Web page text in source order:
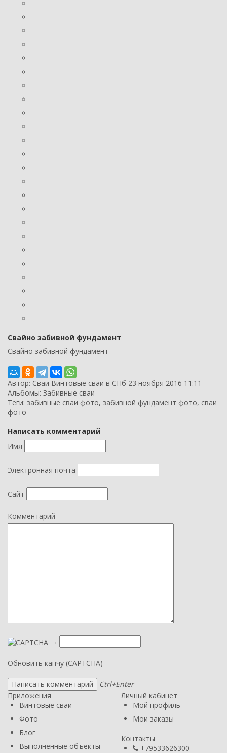
Свайно забивной фундамент
Свайно забивной фундамент
Автор: Сваи Винтовые сваи в СПб 23 ноября 2016 11:11
Альбомы: Забивные сваи
Теги: забивные сваи фото, забивной фундамент фото, сваи
фото
Написать комментарий
Имя
Электронная почта
Сайт
Комментарий
→
Обновить капчу (CAPTCHA)
Ctrl+Enter
Приложения
Винтовые сваи
Фото
Блог
Выполненные объекты
Личный кабинет
Мой профиль
Мои заказы
Контакты
+79533626300